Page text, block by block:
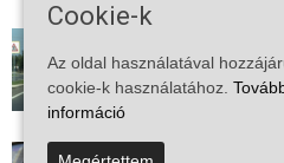
Több száz
Bács-Kiskun
2026-08-04
Elektronikus
Cookie-k
Az oldal használatával
cookie-k használatához.
információ